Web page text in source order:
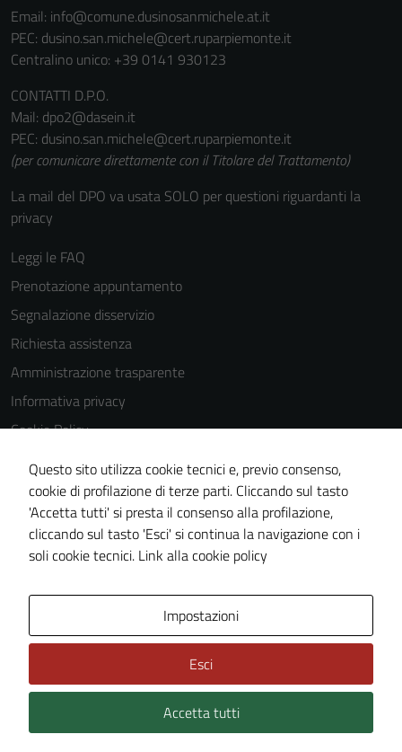
Email: info@comune.dusinosanmichele.at.it
PEC: dusino.san.michele@cert.ruparpiemonte.it
Centralino unico: +39 0141 930123
CONTATTI D.P.O.
Mail: dpo2@dasein.it
PEC: dusino.san.michele@cert.ruparpiemonte.it
(per comunicare direttamente con il Titolare del Trattamento)
La mail del DPO va usata SOLO per questioni riguardanti la
privacy
Leggi le FAQ
Prenotazione appuntamento
Segnalazione disservizio
Richiesta assistenza
Amministrazione trasparente
Informativa privacy
Cookie Policy
Note legali
Dichiarazione di accessibilità
Obiettivi di accessibilità
Piano di miglioramento del sito
Technical Design s.r.l.
Questo sito utilizza cookie tecnici e, previo consenso,
cookie di profilazione di terze parti. Cliccando sul tasto
'Accetta tutti' si presta il consenso alla profilazione,
cliccando sul tasto 'Esci' si continua la navigazione con i
soli cookie tecnici. Link alla cookie policy
Impostazioni
Esci
Accetta tutti
sono necessari
per il
disabilitati.
Questi cookie
informazioni